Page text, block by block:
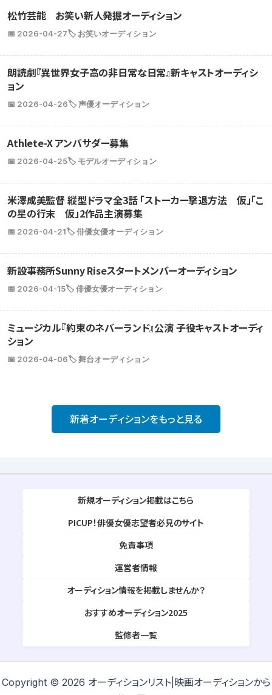
松竹芸能 お笑い新人発掘オーディション
📅 2026-04-27🏷️ お笑いオーディション
朗読劇『異世界女子高の非日常な日常』新キャストオーディシ
ョン
📅 2026-04-26🏷️ 声優オーディション
Athlete-X アンバサダー募集
📅 2026-04-25🏷️ モデルオーディション
米澤成美監督 縦型ドラマ全3話 「ストーカー撃退方法 仮」「こ
の星の行末 仮」2作品主演募集
📅 2026-04-21🏷️ 俳優女優オーディション
新設事務所Sunny Riseスタートメンバーオーディション
📅 2026-04-15🏷️ 俳優女優オーディション
ミュージカル『約束のネバーランド』公演 子役キャストオーディ
ション
📅 2026-04-06🏷️ 舞台オーディション
新着オーディションをもっと見る
新規オーディション掲載はこちら
PICUP！俳優女優志望者必見のサイト
免責事項
運営者情報
オーディション情報を掲載しませんか？
おすすめオーディション2025
監修者一覧
Copyright © 2026 オーディションリスト|映画オーディションから